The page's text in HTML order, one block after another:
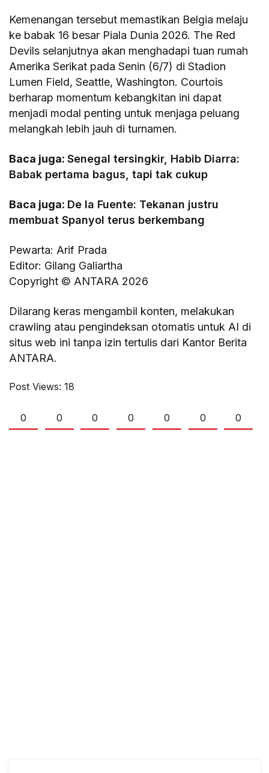
Kemenangan tersebut memastikan Belgia melaju
ke babak 16 besar Piala Dunia 2026. The Red
Devils selanjutnya akan menghadapi tuan rumah
Amerika Serikat pada Senin (6/7) di Stadion
Lumen Field, Seattle, Washington. Courtois
berharap momentum kebangkitan ini dapat
menjadi modal penting untuk menjaga peluang
melangkah lebih jauh di turnamen.
Baca juga:Senegal tersingkir, Habib Diarra:
Babak pertama bagus, tapi tak cukup
Baca juga: De la Fuente: Tekanan justru
membuat Spanyol terus berkembang
Pewarta: Arif Prada
Editor: Gilang Galiartha
Copyright © ANTARA 2026
Dilarang keras mengambil konten, melakukan
crawling atau pengindeksan otomatis untuk AI di
situs web ini tanpa izin tertulis dari Kantor Berita
ANTARA.
Post Views: 18
0 0 0 0 0 0 0